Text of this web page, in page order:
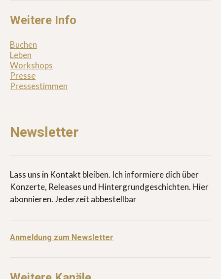
Weitere Info
Buchen
Leben
Workshops
Presse
Pressestimmen
Newsletter
Lass uns in Kontakt bleiben. Ich informiere dich über
Konzerte, Releases und Hintergrundgeschichten. Hier
abonnieren. Jederzeit abbestellbar
Anmeldung zum Newsletter